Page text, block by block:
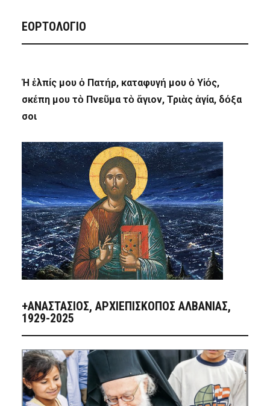
ΕΟΡΤΟΛΟΓΙΟ
Ἡ ἐλπίς μου ὁ Πατήρ, καταφυγή μου ὁ Υἱός,
σκέπη μου τὸ Πνεῦμα τὸ ἅγιον, Τριὰς ἁγία, δόξα
σοι
+ΑΝΑΣΤΆΣΙΟΣ, ΑΡΧΙΕΠΊΣΚΟΠΟΣ ΑΛΒΑΝΊΑΣ,
1929-2025